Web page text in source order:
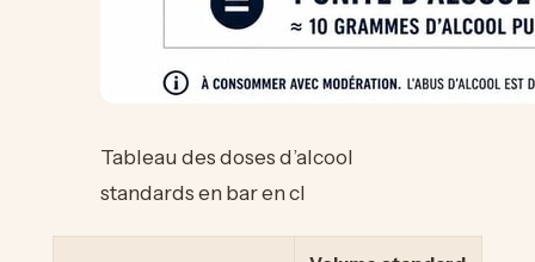
Tableau des doses d’alcool
standards en bar en cl